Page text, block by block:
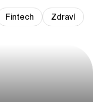
Fintech Zdraví